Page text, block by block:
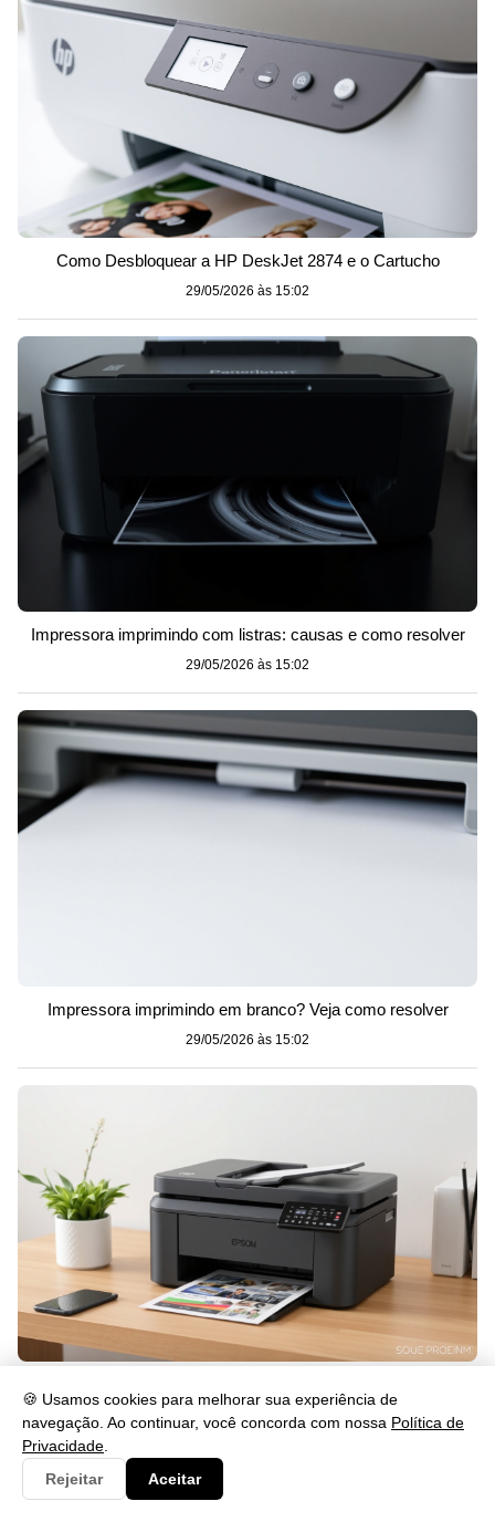
🍪 Usamos cookies para melhorar sua experiência de
navegação. Ao continuar, você concorda com nossa Política de
Privacidade
Rejeitar
Aceitar
Como Desbloquear a HP DeskJet 2874 e o Cartucho
29/05/2026 às 15:02
Impressora imprimindo com listras: causas e como resolver
29/05/2026 às 15:02
Impressora imprimindo em branco? Veja como resolver
29/05/2026 às 15:02
29/05/2026 às 15:02
Categorias